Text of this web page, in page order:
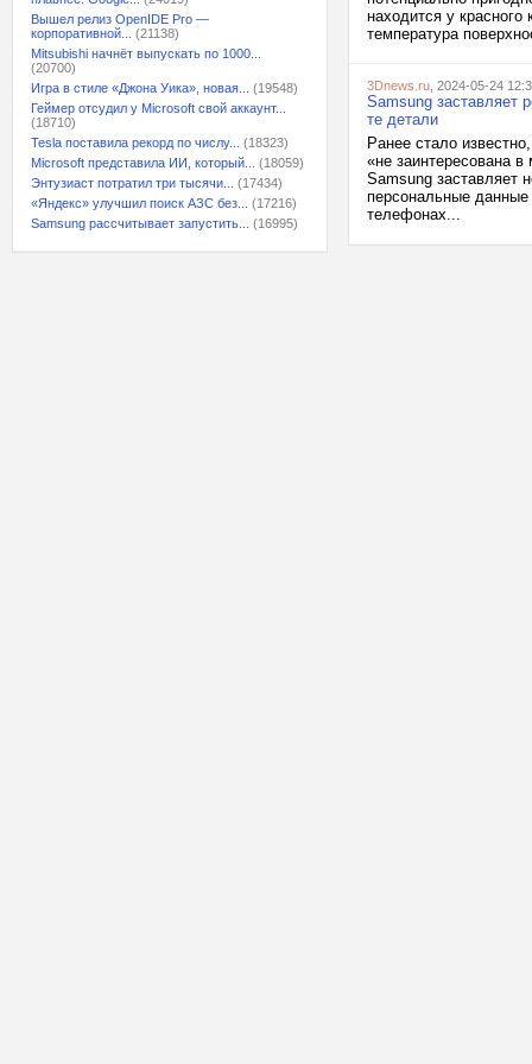
Вышел релиз OpenIDE Pro —
корпоративной...
(21138)
Mitsubishi начнёт выпускать по 1000...
(20700)
Игра в стиле «Джона Уика», новая...
(19548)
Геймер отсудил у Microsoft свой аккаунт...
(18710)
Tesla поставила рекорд по числу...
(18323)
Microsoft представила ИИ, который...
(18059)
Энтузиаст потратил три тысячи...
(17434)
«Яндекс» улучшил поиск АЗС без...
(17216)
Samsung рассчитывает запустить...
(16995)
находится у
температура
3Dnews.ru , 2024-05-24
Samsung заставляет
те детали
Ранее стало
«не заинтересована
Samsung заставляет
персональные
телефонах...